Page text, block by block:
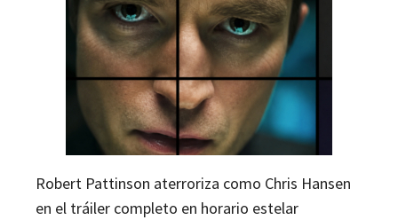
Robert Pattinson aterroriza como Chris Hansen
en el tráiler completo en horario estelar